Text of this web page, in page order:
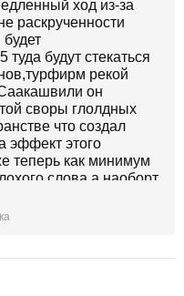
ход из-за
раскрученности
будут стекаться
рекой
он
своры глолдных
что создал
эффект этого
теперь как минимум
слова,а наоборт
службах и о стране в